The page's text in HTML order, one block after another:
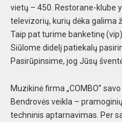
vietų – 450. Restorane-klube
televizorių, kurių dėka galima
Taip pat turime banketinę
Siūlome didelį patiekalų
Pasirūpinsime, jog Jūsų
Muzikinė firma „COMBO”
Bendrovės veikla –
techninis aptarnavimas. Per